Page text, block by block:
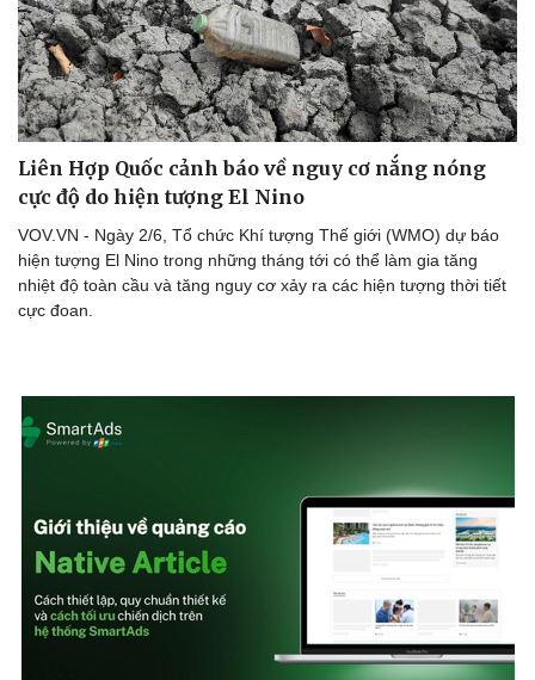
Liên Hợp Quốc cảnh báo về nguy cơ nắng nóng
cực độ do hiện tượng El Nino
VOV.VN - Ngày 2/6, Tổ chức Khí tượng Thế giới (WMO) dự báo
hiện tượng El Nino trong những tháng tới có thể làm gia tăng
nhiệt độ toàn cầu và tăng nguy cơ xảy ra các hiện tượng thời tiết
cực đoan.